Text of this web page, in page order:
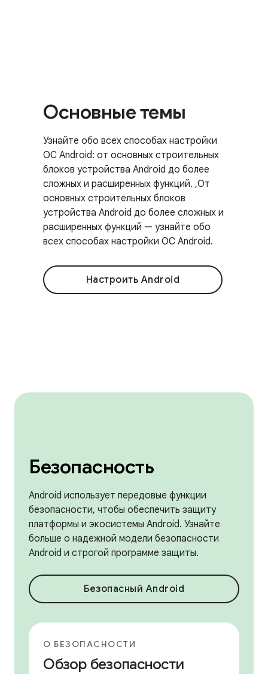
Основные темы
Узнайте обо всех способах настройки
ОС Android: от основных строительных
блоков устройства Android до более
сложных и расширенных функций. ,От
основных строительных блоков
устройства Android до более сложных и
расширенных функций — узнайте обо
всех способах настройки ОС Android.
Настроить Android
Безопасность
Android использует передовые функции
безопасности, чтобы обеспечить защиту
платформы и экосистемы Android. Узнайте
больше о надежной модели безопасности
Android и строгой программе защиты.
Безопасный Android
О БЕЗОПАСНОСТИ
Обзор безопасности